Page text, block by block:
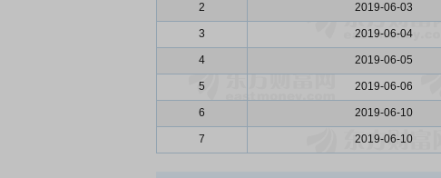
2 2019-06-03
3 2019-06-04
4 2019-06-05
5 2019-06-06
6 2019-06-10
7 2019-06-10